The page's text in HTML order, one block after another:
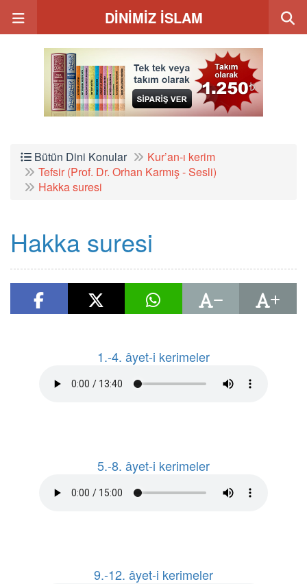
DİNİMİZ İSLAM
Bütün Dini Konular
Kur’an-ı kerim
Tefsir (Prof. Dr. Orhan Karmış - Sesli)
Hakka suresi
Hakka suresi
1.-4. âyet-i kerimeler
5.-8. âyet-i kerimeler
9.-12. âyet-i kerimeler